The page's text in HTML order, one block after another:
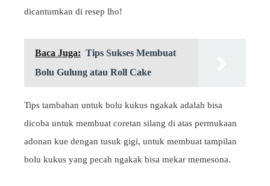
dicantumkan di resep lho!
Baca Juga: Tips Sukses Membuat
Bolu Gulung atau Roll Cake
Tips tambahan untuk bolu kukus ngakak adalah bisa
dicoba untuk membuat coretan silang di atas permukaan
adonan kue dengan tusuk gigi, untuk membuat tampilan
bolu kukus yang pecah ngakak bisa mekar memesona.